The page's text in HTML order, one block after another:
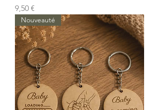
Prix
9,50 €
Nouveauté